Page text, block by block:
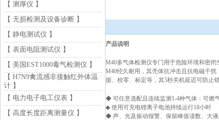
【 测厚仪 】
【 无损检测及设备诊断 】
【 静电测试仪 】
【 表面电阻测试仪 】
【 美国EST1000毒气检测仪 】
【 H7N9禽流感非接触红外体温
计 】
【 电力电子电工仪表 】
【 高度长度距离测量仪 】
产品说明
M40多气体检测仪专门用于危险环境和密
M40经久耐用，其壳体抗冲击且抗电磁干
据、校零、标定等，其5秒关机延迟可防止
◆ 可任意选配且连续监测1-4种气体：可燃
◆ 使用可充电锂离子电池持续运行18小时
◆ 声、光及振动报警、保留峰值读数、大